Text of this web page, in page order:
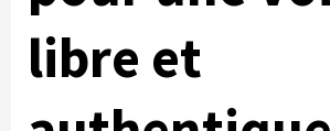
libre et